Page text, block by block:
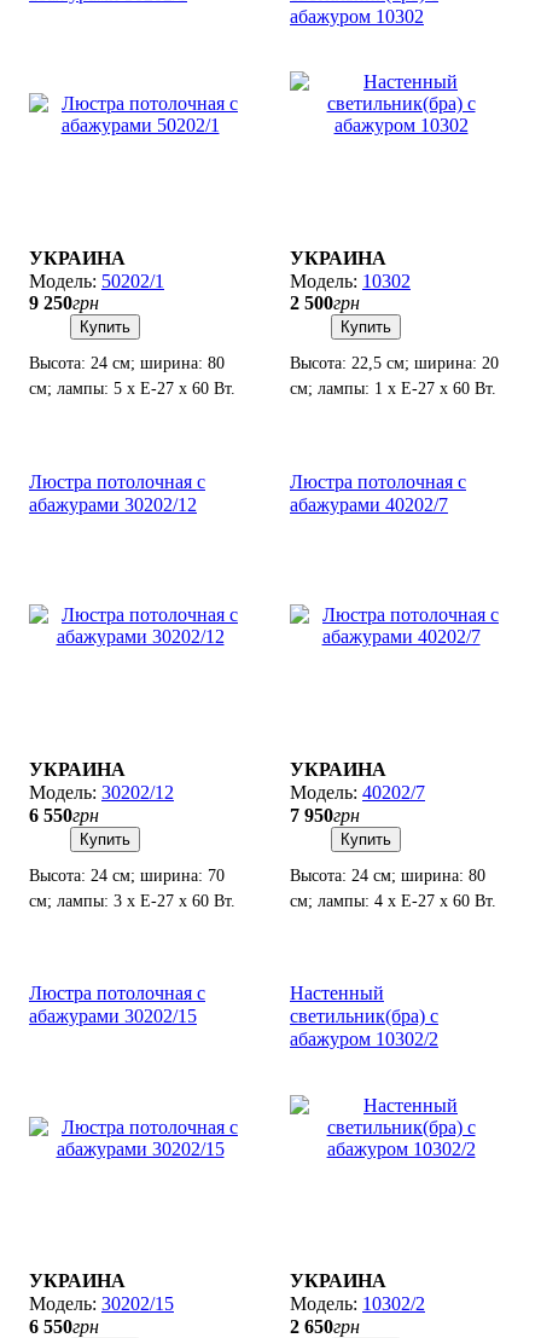
УКРАИНА
50202/1
9 250грн
Купить
Высота: 24 см; ширина: 80
см; лампы: 5 х Е-27 х 60 Вт.
абажуром 10302
УКРАИНА
10302
2 500грн
Купить
Высота: 22,5 см; ширина: 20
см; лампы: 1 х Е-27 х 60 Вт.
Люстра потолочная с
абажурами 30202/12
УКРАИНА
30202/12
6 550грн
Купить
Высота: 24 см; ширина: 70
см; лампы: 3 х Е-27 х 60 Вт.
Люстра потолочная с
абажурами 40202/7
УКРАИНА
40202/7
7 950грн
Купить
Высота: 24 см; ширина: 80
см; лампы: 4 х Е-27 х 60 Вт.
Люстра потолочная с
абажурами 30202/15
УКРАИНА
30202/15
6 550грн
Настенный
светильник(бра) с
абажуром 10302/2
УКРАИНА
10302/2
2 650грн